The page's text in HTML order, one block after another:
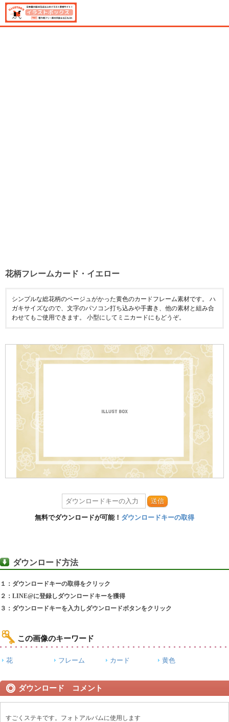
花柄フレームカード・イエロー
シンプルな総花柄のベージュがかった黄色のカードフレーム素材です。 ハ
ガキサイズなので、文字のパソコン打ち込みや手書き、他の素材と組み合
わせてもご使用できます。 小型にしてミニカードにもどうぞ。
送信
無料でダウンロードが可能！ ダウンロードキーの取得
ダウンロード方法
１：ダウンロードキーの取得をクリック
２：LINE@に登録しダウンロードキーを獲得
３：ダウンロードキーを入力しダウンロードボタンをクリック
この画像のキーワード
花 フレーム カード 黄色
ダウンロード コメント
すごくステキです。フォトアルバムに使用します